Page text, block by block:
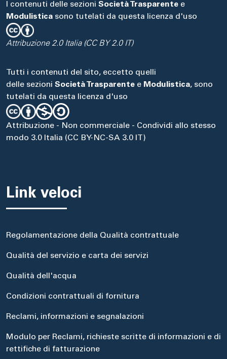
I contenuti delle sezioni Società Trasparente e
Modulistica sono tutelati da questa licenza d'uso
Attribuzione 2.0 Italia (CC BY 2.0 IT)
Tutti i contenuti del sito, eccetto quelli
delle sezioni Società Trasparente e Modulistica, sono
tutelati da questa licenza d'uso
Attribuzione - Non commerciale - Condividi allo stesso
modo 3.0 Italia (CC BY-NC-SA 3.0 IT)
Link veloci
Regolamentazione della Qualità contrattuale
Qualità del servizio e carta dei servizi
Qualità dell'acqua
Condizioni contrattuali di fornitura
Reclami, informazioni e segnalazioni
Modulo per Reclami, richieste scritte di informazioni e di
rettifiche di fatturazione